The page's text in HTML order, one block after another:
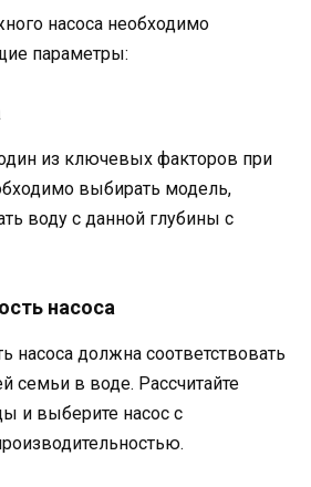
насоса необходимо
параметры:
из ключевых факторов при
выбирать модель,
воду с данной глубины с
насоса
насоса должна соответствовать
семьи в воде. Рассчитайте
и выберите насос с